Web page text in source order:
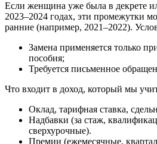
Если женщина уже была в декрете
2023–2024 годах, эти промежутки
ранние (например, 2021–2022).
Замена применяется только
пособия;
Требуется письменное
Что входит в доход, который мы
Оклад, тарифная ставка,
Надбавки (за стаж,
сверхурочные).
Премии (ежемесячные,